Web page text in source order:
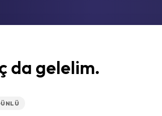
da gelelim.
ÜNLÜ